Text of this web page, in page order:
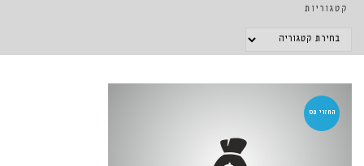
קטגוריות
קטגוריות
החזרי מס